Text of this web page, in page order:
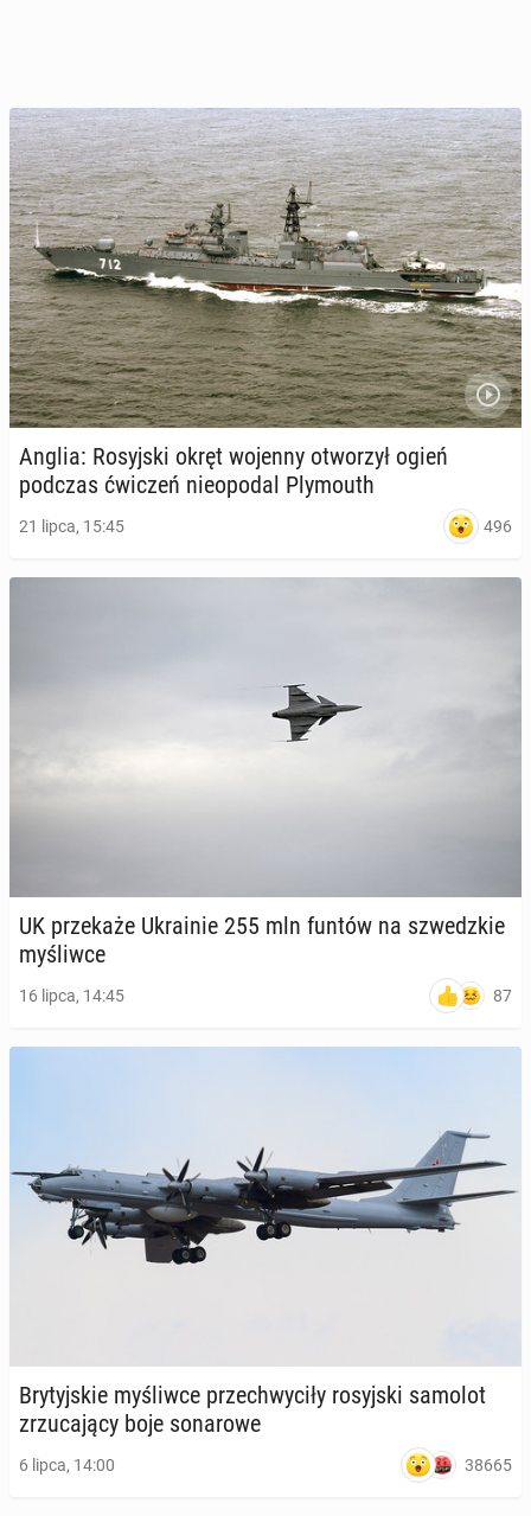
Anglia: Ro­syj­ski okręt wojenny otwo­rzył ogień
podczas ćwiczeń nie­opo­dal Ply­mo­uth
21 lipca, 15:45 496
UK prze­ka­że Ukra­inie 255 mln funtów na szwedz­kie
my­śliw­ce
16 lipca, 14:45 87
Bry­tyj­skie my­śliw­ce prze­chwy­ci­ły ro­syj­ski samolot
zrzu­ca­ją­cy boje so­na­ro­we
6 lipca, 14:00 38665